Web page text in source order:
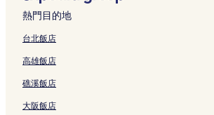
熱門目的地
台北飯店
高雄飯店
礁溪飯店
大阪飯店